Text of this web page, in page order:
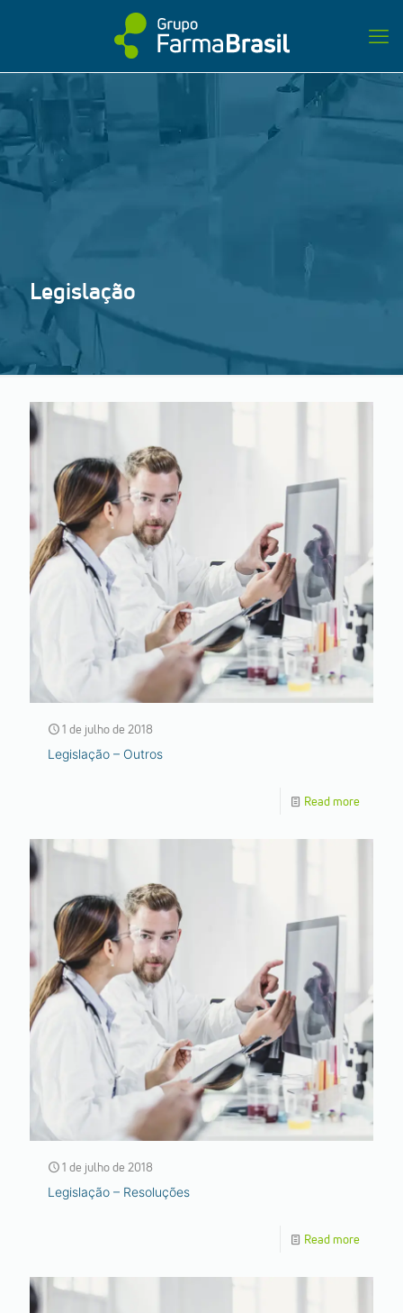
Legislação
1 de julho de 2018
Legislação – Outros
Read more
1 de julho de 2018
Legislação – Resoluções
Read more